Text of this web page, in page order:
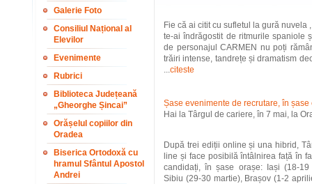
Galerie Foto
Consiliul Național al
Elevilor
Evenimente
Rubrici
Biblioteca Județeană
„Gheorghe Șincai”
Orășelul copiilor din
Oradea
Biserica Ortodoxă cu
hramul Sfântul Apostol
Andrei
Fie că ai citit cu sufletul la gură
te-ai îndrăgostit de ritmurile spaniole
de personajul CARMEN nu poți
trăiri intense, tandrețe și dramatism
...citeste
Șase evenimente de recrutare, în șase
Hai la Târgul de cariere, în 7 mai, la
După trei ediții online și una hibrid,
line și face posibilă întâlnirea față în
candidați, în șase orașe: Iași (18-
Sibiu (29-30 martie), Brașov (1-2